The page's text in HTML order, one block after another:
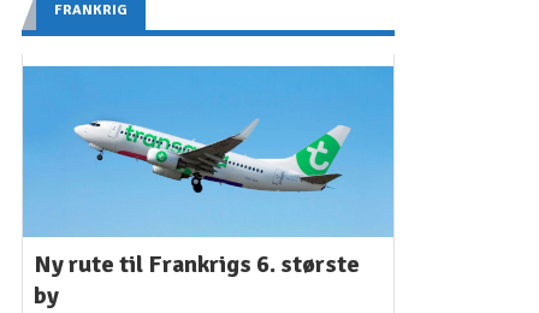
FRANKRIG
Ny rute til Frankrigs 6. største
by